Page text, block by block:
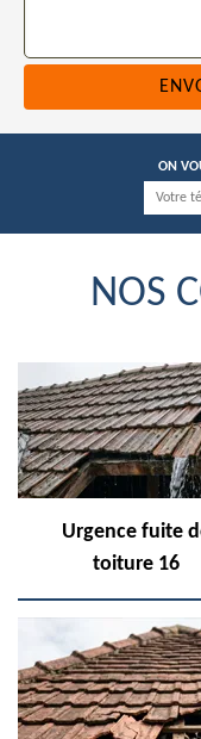
ON
NOS
Urgence fuite
toiture 16